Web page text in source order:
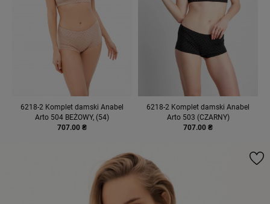
6218-2 Komplet damski Anabel
Arto 504 BEŻOWY, (54)
707.00 ₴
6218-2 Komplet damski Anabel
Arto 503 (CZARNY)
707.00 ₴